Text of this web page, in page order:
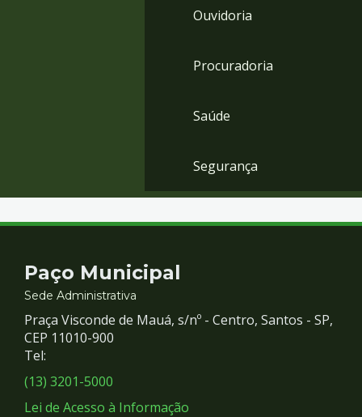
Ouvidoria
Procuradoria
Saúde
Segurança
Contato
e
Redes
Sociais
Paço Municipal
Sede Administrativa
Praça Visconde de Mauá, s/nº - Centro, Santos - SP,
CEP 11010-900
Tel:
(13) 3201-5000
Lei de Acesso à Informação